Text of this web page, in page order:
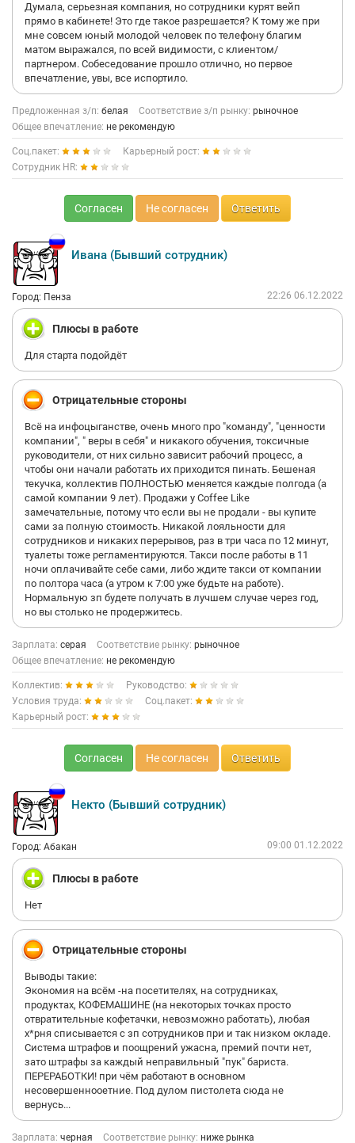
Думала, серьезная компания, но сотрудники курят вейп
прямо в кабинете! Это где такое разрешается? К тому же при
мне совсем юный молодой человек по телефону благим
матом выражался, по всей видимости, с клиентом/
партнером. Собеседование прошло отлично, но первое
впечатление, увы, все испортило.
Предложенная з/п: белая Соответствие з/п рынку: рыночное
Общее впечатление: не рекомендую
Соц.пакет:
Карьерный рост:
Сотрудник HR:
Согласен Не согласен Ответить
Ивана (Бывший сотрудник)
Город: Пенза 22:26 06.12.2022
Плюсы в работе
Для старта подойдёт
Отрицательные стороны
Всё на инфоцыганстве, очень много про "команду", "ценности
компании", " веры в себя" и никакого обучения, токсичные
руководители, от них сильно зависит рабочий процесс, а
чтобы они начали работать их приходится пинать. Бешеная
текучка, коллектив ПОЛНОСТЬЮ меняется каждые полгода (а
самой компании 9 лет). Продажи у Coffee Like
замечательные, потому что если вы не продали - вы купите
сами за полную стоимость. Никакой лояльности для
сотрудников и никаких перерывов, раз в три часа по 12 минут,
туалеты тоже регламентируются. Такси после работы в 11
ночи оплачивайте себе сами, либо ждите такси от компании
по полтора часа (а утром к 7:00 уже будьте на работе).
Нормальную зп будете получать в лучшем случае через год,
но вы столько не продержитесь.
Зарплата: серая Соответствие рынку: рыночное
Общее впечатление: не рекомендую
Коллектив:
Руководство:
Условия труда:
Соц.пакет:
Карьерный рост:
Согласен Не согласен Ответить
Некто (Бывший сотрудник)
Город: Абакан 09:00 01.12.2022
Плюсы в работе
Нет
Отрицательные стороны
Выводы такие:
Экономия на всём -на посетителях, на сотрудниках,
продуктах, КОФЕМАШИНЕ (на некоторых точках просто
отвратительные кофетачки, невозможно работать), любая
х*рня списывается с зп сотрудников при и так низком окладе.
Система штрафов и поощрений ужасна, премий почти нет,
зато штрафы за каждый неправильный "пук" бариста.
ПЕРЕРАБОТКИ! при чём работают в основном
несовершеннооетние. Под дулом пистолета сюда не
вернусь...
Зарплата: черная Соответствие рынку: ниже рынка